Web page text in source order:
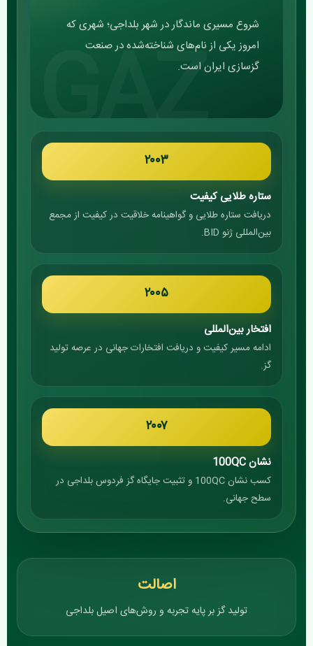
شروع مسیری ماندگار در شهر بلداجی؛ شهری که
امروز یکی از نام‌های شناخته‌شده در صنعت
گزسازی ایران است.
۲۰۰۳
ستاره طلایی کیفیت
دریافت ستاره طلایی و گواهینامه خلاقیت در کیفیت از مجمع
بین‌المللی ژنو BID.
۲۰۰۵
افتخار بین‌المللی
ادامه مسیر کیفیت و دریافت افتخارات جهانی در عرصه تولید
گز.
۲۰۰۷
نشان 100QC
کسب نشان 100QC و تثبیت جایگاه گز فردوس بلداجی در
سطح جهانی.
اصالت
تولید گز بر پایه تجربه و روش‌های اصیل بلداجی